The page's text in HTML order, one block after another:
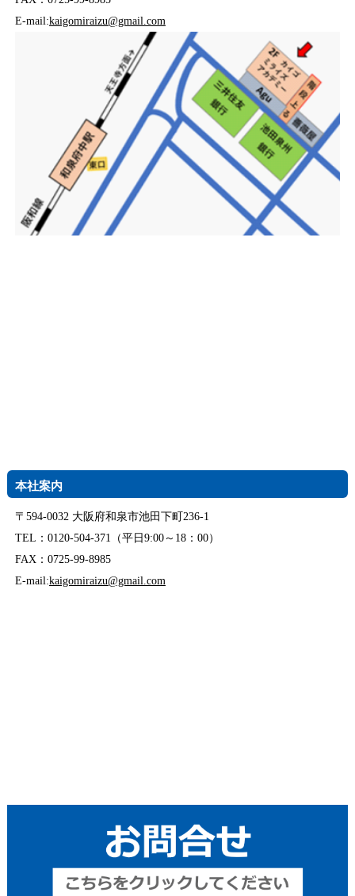
E-mail:kaigomiraizu@gmail.com
本社案内
〒594-0032 大阪府和泉市池田下町236-1
TEL：0120-504-371（平日9:00～18：00）
FAX：0725-99-8985
E-mail:kaigomiraizu@gmail.com